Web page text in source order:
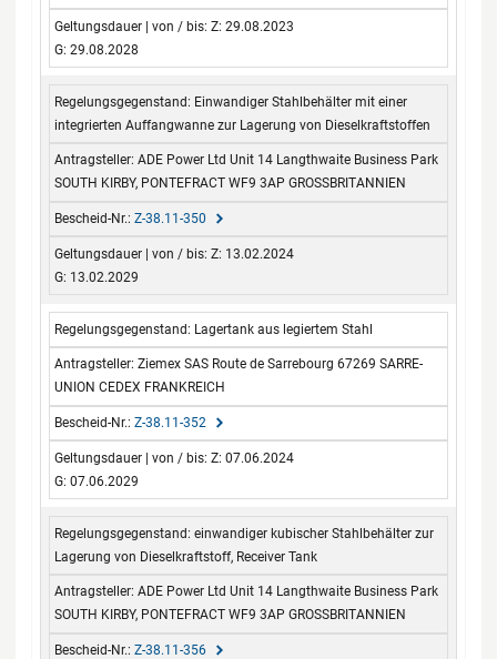
Z: 29.08.2023
G: 29.08.2028
Einwandiger Stahlbehälter mit einer
integrierten Auffangwanne zur Lagerung von Dieselkraftstoffen
ADE Power Ltd Unit 14 Langthwaite Business Park
SOUTH KIRBY, PONTEFRACT WF9 3AP GROSSBRITANNIEN
Z-38.11-350
Z: 13.02.2024
G: 13.02.2029
Lagertank aus legiertem Stahl
Ziemex SAS Route de Sarrebourg 67269 SARRE-
UNION CEDEX FRANKREICH
Z-38.11-352
Z: 07.06.2024
G: 07.06.2029
einwandiger kubischer Stahlbehälter zur
Lagerung von Dieselkraftstoff, Receiver Tank
ADE Power Ltd Unit 14 Langthwaite Business Park
SOUTH KIRBY, PONTEFRACT WF9 3AP GROSSBRITANNIEN
Z-38.11-356